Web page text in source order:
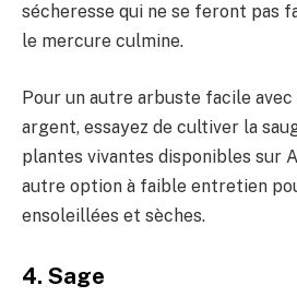
sécheresse qui ne se feront pas
le mercure culmine.
Pour un autre arbuste facile
argent, essayez de cultiver la
plantes vivantes disponibles sur
autre option à faible entretien
ensoleillées et sèches.
4. Sage